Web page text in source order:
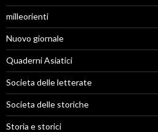
milleorienti
Nuovo giornale
Quaderni Asiatici
Societa delle letterate
Societa delle storiche
Storia e storici